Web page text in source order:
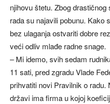
njihovu štetu. Zbog
rada su najavili pobunu. Kako
bez ulaganja ostvariti dobre
veći odliv mlađe radne snage.
– Mi idemo, svih sedam
11 sati, pred zgradu Vlade
prihvatiti novi Pravilnik o radu.
državi ima firma u kojoj